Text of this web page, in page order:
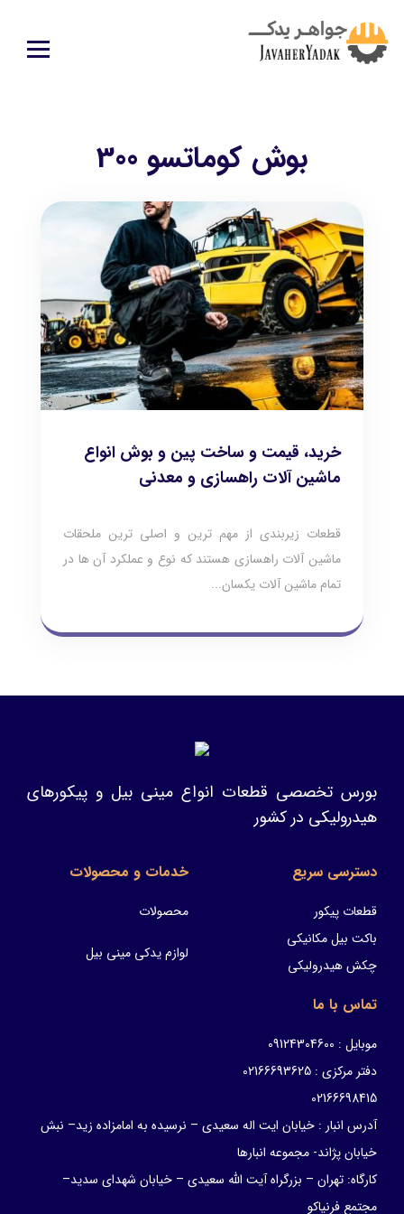
بوش کوماتسو 300
خرید، قیمت و ساخت پین و بوش انواع
ماشین آلات راهسازی و معدنی
قطعات زیربندی از مهم ترین و اصلی ترین ملحقات
ماشین آلات راهسازی هستند که نوع و عملکرد آن ها در
تمام ماشین آلات یکسان...
بورس تخصصی قطعات انواع مینی بیل و پیکورهای
هیدرولیکی در کشور
دسترسی سریع
قطعات پیکور
باکت بیل مکانیکی
چکش هیدرولیکی
خدمات و محصولات
محصولات
لوازم یدکی مینی بیل
تماس با ما
موبایل : 09124304600
دفتر مرکزی : 02166693625
02166698415
آدرس انبار : خیابان ایت اله سعیدی – نرسیده به امامزاده زید– نبش
خیابان پژاند- مجموعه انبارها
کارگاه: تهران – بزرگراه آیت الله سعیدی – خیابان شهدای سدید–
مجتمع فرنیاکو